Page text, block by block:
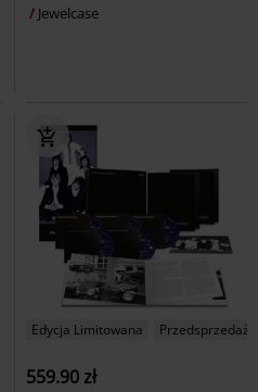
Jewelcase
Edycja Limitowana Przedsprzedaż
559.90 zł